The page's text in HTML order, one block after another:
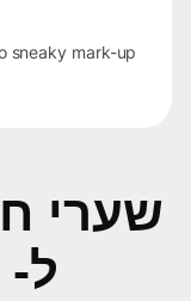
sneaky mark-up
ל- SLL היום